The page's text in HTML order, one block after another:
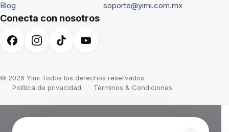
Blog
soporte@yimi.com.mx
Conecta con nosotros
© 2026 Yimi Todos los derechos reservados
Política de privacidad
Términos & Condiciones